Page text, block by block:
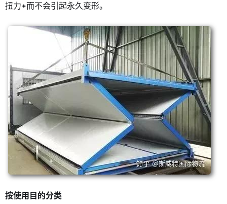
扭力 而不会引起永久变形。
按使用目的分类